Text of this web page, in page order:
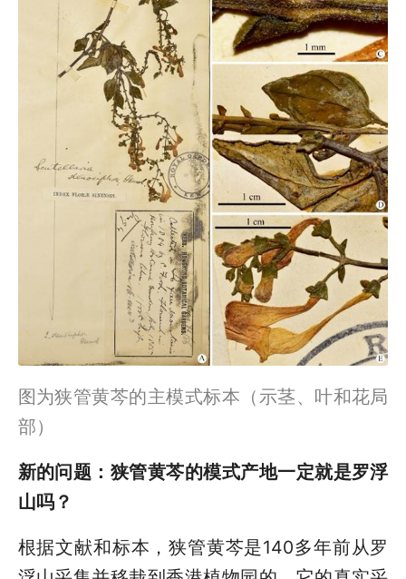
图为狭管黄芩的主模式标本（示茎、叶和花局
部）
新的问题：狭管黄芩的模式产地一定就是罗浮
山吗？
根据文献和标本，狭管黄芩是140多年前从罗